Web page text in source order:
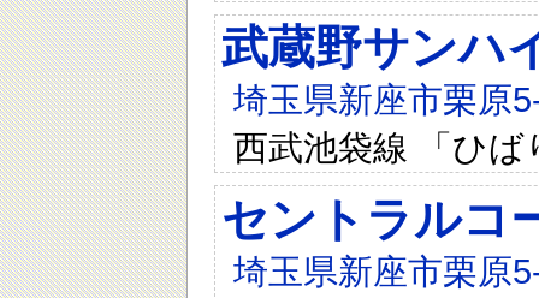
武蔵野サンハ
埼玉県新座市栗原
西武池袋線 「ひ
セントラルコ
埼玉県新座市栗原